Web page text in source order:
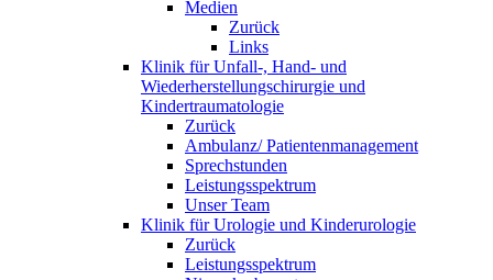
Medien
Zurück
Links
Klinik für Unfall-, Hand- und
Wiederherstellungschirurgie und
Kindertraumatologie
Zurück
Ambulanz/ Patientenmanagement
Sprechstunden
Leistungsspektrum
Unser Team
Klinik für Urologie und Kinderurologie
Zurück
Leistungsspektrum